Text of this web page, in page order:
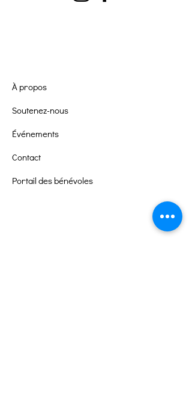
À propos
Soutenez-nous
Événements
Contact
Portail des bénévoles